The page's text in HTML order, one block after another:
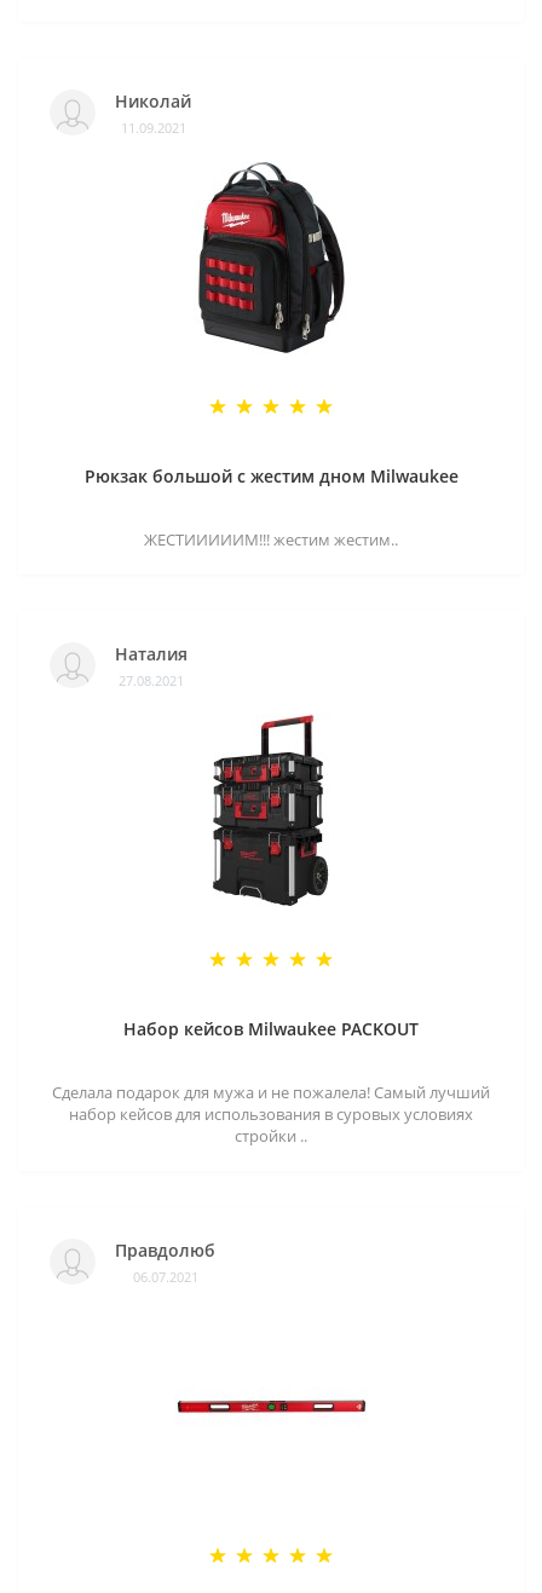
Николай
11.09.2021
Рюкзак большой с жестим дном Milwaukee
ЖЕСТИИИИИМ!!! жестим жестим..
Наталия
27.08.2021
Набор кейсов Milwaukee PACKOUT
Сделала подарок для мужа и не пожалела! Самый лучший
набор кейсов для использования в суровых условиях
стройки ..
Правдолюб
06.07.2021